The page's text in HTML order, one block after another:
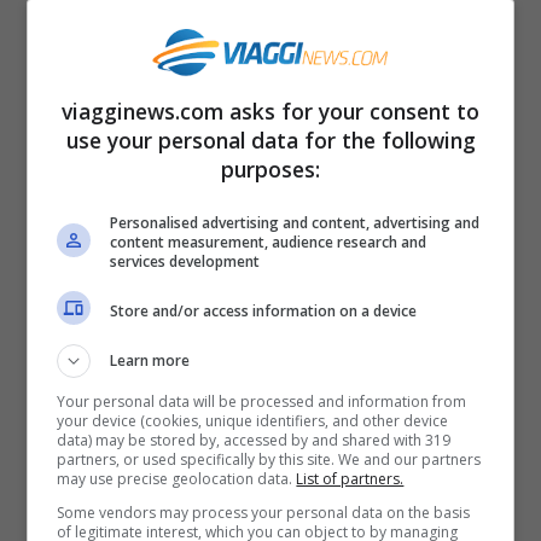
offrire al cliente un’esperienza
Ogni cliente, aggiunge poi Governato,
gli ospiti di lusso, non sono soltanto
persone over 40, a oggi la generazione dei
Millennialsè presa assolutamente in
grande considerazione quando si tratta di
viaggi e, per loro, una skills fondamentale
è la capacità di esseredisponibili e
tempestivi anche tramite i socialche, oggi
come oggi, sono un canale di
viagginews.com asks for your consent to
use your personal data for the following
purposes:
Personalised advertising and content, advertising and
content measurement, audience research and
services development
Store and/or access information on a device
Learn more
Your personal data will be processed and information from
your device (cookies, unique identifiers, and other device
data) may be stored by, accessed by and shared with 319
partners, or used specifically by this site. We and our partners
may use precise geolocation data. List of partners.
Some vendors may process your personal data on the basis
of legitimate interest, which you can object to by managing